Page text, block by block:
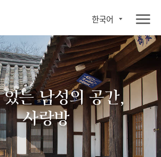
한국어
는 남성의 공간,
사랑방